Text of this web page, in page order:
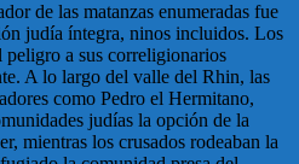
de las matanzas enumeradas fue
judía íntegra, ninos incluidos. Los
a sus correligionarios
A lo largo del valle del Rhin, las
como Pedro el Hermitano,
judías la opción de la
mientras los crusados rodeaban la